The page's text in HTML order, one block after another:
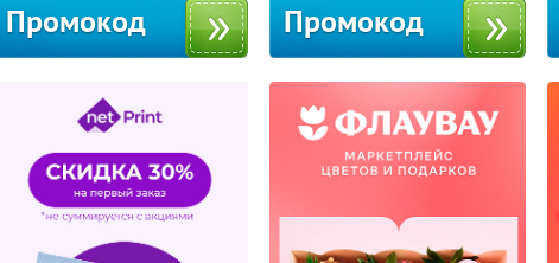
Промокод Промокод